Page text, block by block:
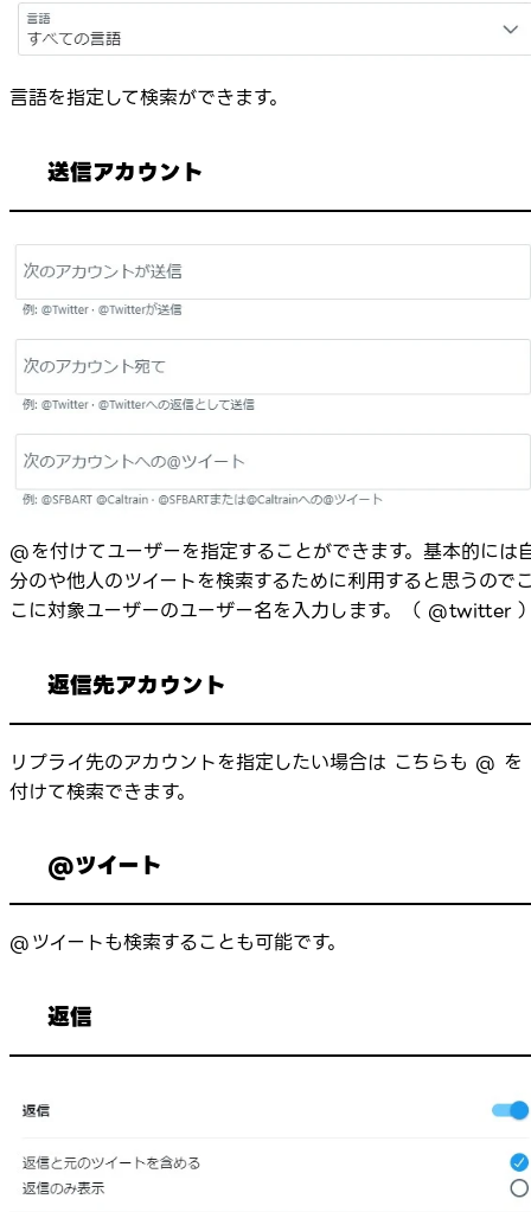
言語を指定して検索ができます。
送信アカウント
@を付けてユーザーを指定することができます。基本的には
分のや他人のツイートを検索するために利用すると思うので
こに対象ユーザーのユーザー名を入力します。（ @twitter
返信先アカウント
リプライ先のアカウントを指定したい場合は こちらも @ を
付けて検索できます。
@ツイート
@ツイートも検索することも可能です。
返信